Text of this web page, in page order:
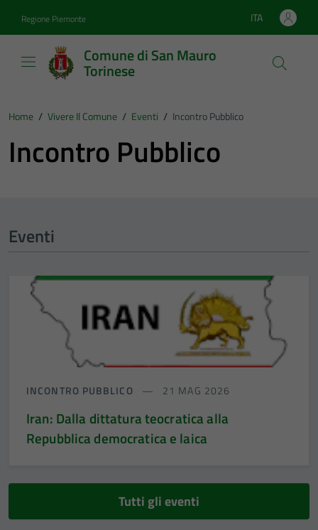
Regione Piemonte Lingua attiva:
ITA
Comune di San Mauro
Torinese
Home / Vivere Il Comune / Eventi / Incontro Pubblico
Incontro Pubblico
Eventi
INCONTRO PUBBLICO 21 MAG 2026
Iran: Dalla dittatura teocratica alla
Repubblica democratica e laica
Tutti gli eventi